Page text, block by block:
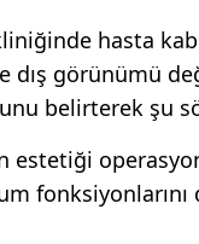
hasta
dış görünümü
belirterek şu
estetiği
fonksiyonlarını